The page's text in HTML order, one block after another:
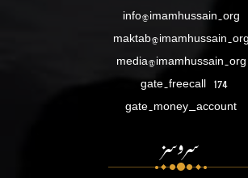
info@imamhussain.org
maktab@imamhussain.org
media@imamhussain.org
gate.freecall 174
gate.money_account
سروسز